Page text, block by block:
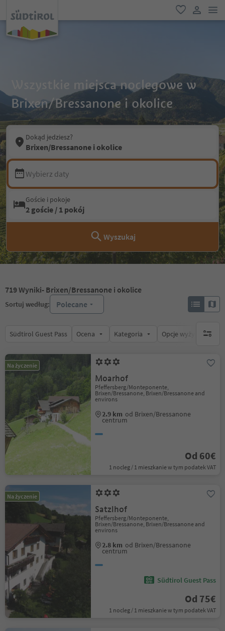
ulubione
link
Wszystkie miejsca noclegowe w
Brixen/Bressanone i okolice
Dokąd jedziesz?
Brixen/Bressanone i okolice
Wybierz daty
Goście i pokoje
2 goście / 1 pokój
Wyszukaj
719Wyniki- Brixen/Bressanone i okolice
Sortuj według: Polecane
Südtirol Guest Pass Ocena Kategoria Opcje wyżywieniabrak
Na życzenie
Moarhof
Pfeffersberg/Monteponente,
Brixen/Bressanone, Brixen/Bressanone and
environs
2.9 km od Brixen/Bressanone
centrum
Od 60€
1 nocleg / 1 mieszkanie w tym podatek VAT
Na życzenie
Satzlhof
Pfeffersberg/Monteponente,
Brixen/Bressanone, Brixen/Bressanone and
environs
2.8 km od Brixen/Bressanone
centrum
Südtirol Guest Pass
Od 75€
1 nocleg / 1 mieszkanie w tym podatek VAT